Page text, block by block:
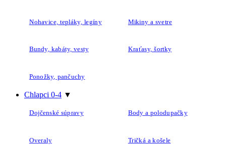
Nohavice, tepláky, legíny Mikiny a svetre
Bundy, kabáty, vesty Kraťasy, šortky
Ponožky, pančuchy
Chlapci 0-4 ▼
Dojčenské súpravy Body a polodupačky
Overaly Tričká a košele